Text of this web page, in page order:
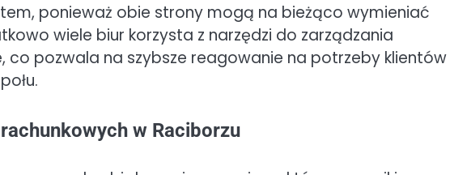
ponieważ obie strony mogą na bieżąco wymieniać
wiele biur korzysta z narzędzi do zarządzania
co pozwala na szybsze reagowanie na potrzeby klientów
w Raciborzu